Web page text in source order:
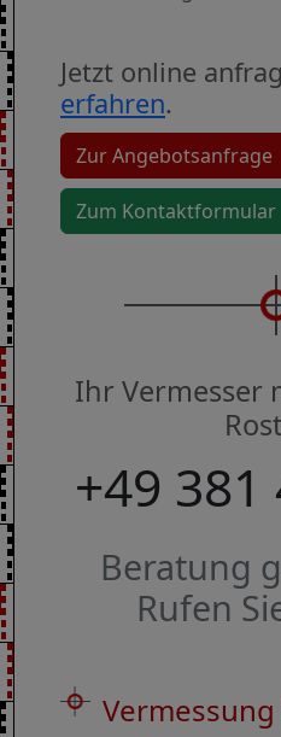
Jetzt online
erfahren.
Zur Angebotsanfrage
Zum Kontaktformular
Ihr Vermesser
+49 381
Beratung
Rufen